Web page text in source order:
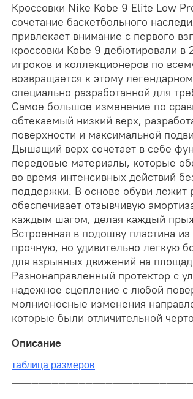
Кроссовки Nike Kobe 9 Elite Low
сочетание баскетбольного
привлекает внимание с первого
кроссовки Kobe 9 дебютировали в
игроков и коллекционеров по
возвращается к этому
специально разработанной для
Самое большое изменение по
обтекаемый низкий верх,
поверхности и максимальной
Дышащий верх сочетает в себе
передовые материалы, которые
во время интенсивных действий
поддержки. В основе обуви лежит
обеспечивает отзывчивую
каждым шагом, делая каждый
Встроенная в подошву пластина
прочную, но удивительно легкую
для взрывных движений на
Разнонаправленный протектор с
надежное сцепление с любой
молниеносные изменения
которые были отличительной
Описание
таблица размеров